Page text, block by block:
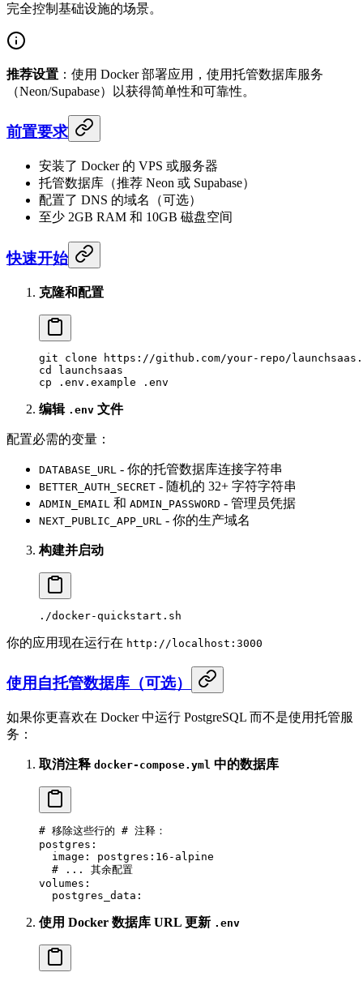
完全控制基础设施的场景。
推荐设置 ：使用 Docker 部署应用，使用托管数据库服务
（Neon/Supabase）以获得简单性和可靠性。
前置要求
安装了 Docker 的 VPS 或服务器
托管数据库（推荐 Neon 或 Supabase）
配置了 DNS 的域名（可选）
至少 2GB RAM 和 10GB 磁盘空间
快速开始
克隆和配置
git clone https://github.com/your-repo/
cd
launchsaas
cp .env.example .env
编辑 .env 文件
配置必需的变量：
DATABASE_URL - 你的托管数据库连接字符串
BETTER_AUTH_SECRET - 随机的 32+ 字符字符串
ADMIN_EMAIL 和 ADMIN_PASSWORD - 管理员凭据
NEXT_PUBLIC_APP_URL - 你的生产域名
构建并启动
./docker-quickstart.sh
你的应用现在运行在 http://localhost:3000
使用自托管数据库（可选）
如果你更喜欢在 Docker 中运行 PostgreSQL 而不是使用托管服
务：
取消注释 docker-compose.yml 中的数据库
# 移除这些行的 # 注释：
postgres :
  image
: postgres:16-alpine
  # ... 其余配置
volumes :
  postgres_data
:
使用 Docker 数据库 URL 更新 .env